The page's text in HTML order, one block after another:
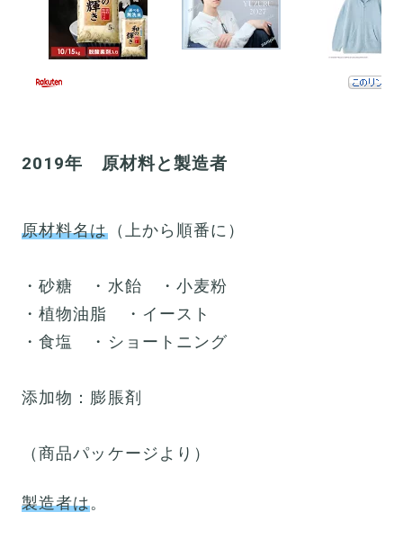
2019年 原材料と製造者
原材料名は（上から順番に）
・砂糖 ・水飴 ・小麦粉
・植物油脂 ・イースト
・食塩 ・ショートニング
添加物：膨脹剤
（商品パッケージより）
製造者は。